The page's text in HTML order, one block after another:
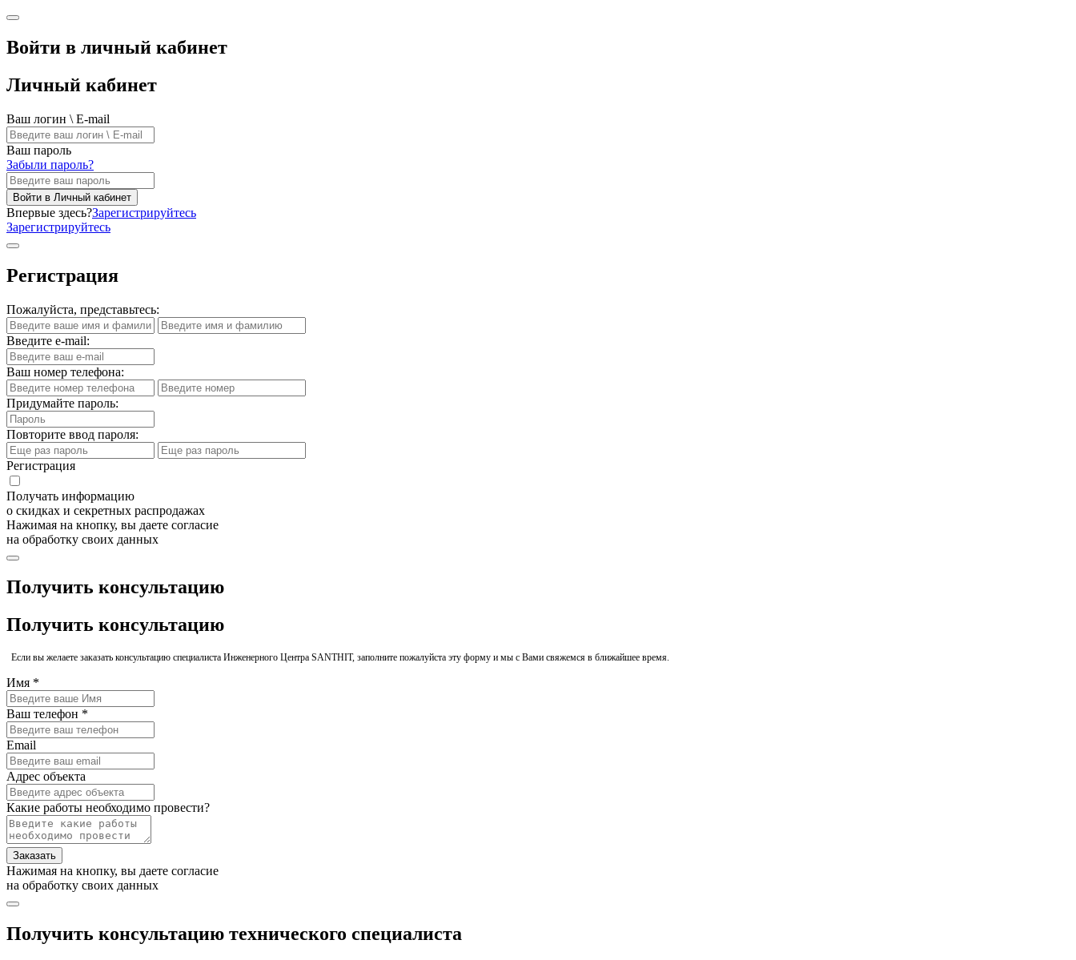
Войти в личный кабинет
Личный кабинет
Ваш логин \ E-mail
Ваш пароль
Забыли пароль?
Войти в Личный кабинет
Впервые здесь?Зарегистрируйтесь
Зарегистрируйтесь
Регистрация
Пожалуйста, представьтесь:
Введите e-mail:
Ваш номер телефона:
Придумайте пароль:
Повторите ввод пароля:
Регистрация
Получать информацию
о скидках и секретных распродажах
Нажимая на кнопку, вы даете согласие
на обработку своих данных
Получить консультацию
Получить консультацию
Если вы желаете заказать консультацию специалиста Инженерного Центра SANTHIT, заполните пожалуйста эту форму и мы с Вами свяжемся в ближайшее время.
Имя *
Ваш телефон *
Email
Адрес объекта
Какие работы необходимо провести?
Заказать
Нажимая на кнопку, вы даете согласие
на обработку своих данных
Получить консультацию технического специалиста